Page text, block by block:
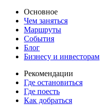
Основное
Чем заняться
Маршруты
События
Блог
Бизнесу и инвесторам
Рекомендации
Где остановиться
Где поесть
Как добраться